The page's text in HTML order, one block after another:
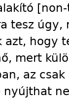
tesz
azt, hogy
mert
az